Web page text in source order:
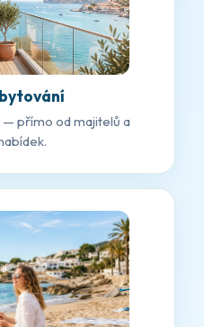
přímo od majitelů a